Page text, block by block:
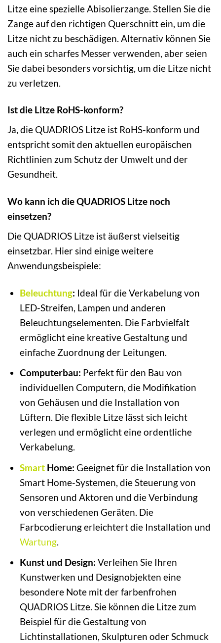
Litze eine spezielle Abisolierzange. Stellen Sie die
Zange auf den richtigen Querschnitt ein, um die
Litze nicht zu beschädigen. Alternativ können Sie
auch ein scharfes Messer verwenden, aber seien
Sie dabei besonders vorsichtig, um die Litze nicht
zu verletzen.
Ist die Litze RoHS-konform?
Ja, die QUADRIOS Litze ist RoHS-konform und
entspricht somit den aktuellen europäischen
Richtlinien zum Schutz der Umwelt und der
Gesundheit.
Wo kann ich die QUADRIOS Litze noch
einsetzen?
Die QUADRIOS Litze ist äußerst vielseitig
einsetzbar. Hier sind einige weitere
Anwendungsbeispiele:
Beleuchtung: Ideal für die Verkabelung von
LED-Streifen, Lampen und anderen
Beleuchtungselementen. Die Farbvielfalt
ermöglicht eine kreative Gestaltung und
einfache Zuordnung der Leitungen.
Computerbau: Perfekt für den Bau von
individuellen Computern, die Modifikation
von Gehäusen und die Installation von
Lüftern. Die flexible Litze lässt sich leicht
verlegen und ermöglicht eine ordentliche
Verkabelung.
SmartHome: Geeignet für die Installation von
Smart Home-Systemen, die Steuerung von
Sensoren und Aktoren und die Verbindung
von verschiedenen Geräten. Die
Farbcodierung erleichtert die Installation und
Wartung.
Kunst und Design: Verleihen Sie Ihren
Kunstwerken und Designobjekten eine
besondere Note mit der farbenfrohen
QUADRIOS Litze. Sie können die Litze zum
Beispiel für die Gestaltung von
Lichtinstallationen, Skulpturen oder Schmuck